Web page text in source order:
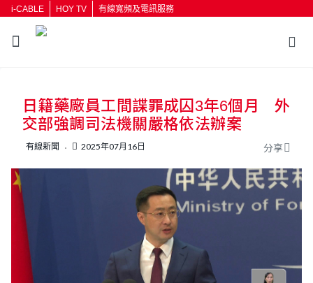
i-CABLE HOY TV 有線寬頻及電訊服務
按輸入鍵開始搜尋
日籍藥廠員工間諜罪成囚3年6個月 外
交部強調司法機關嚴格依法辦案
有線新聞 2025年07月16日 分享